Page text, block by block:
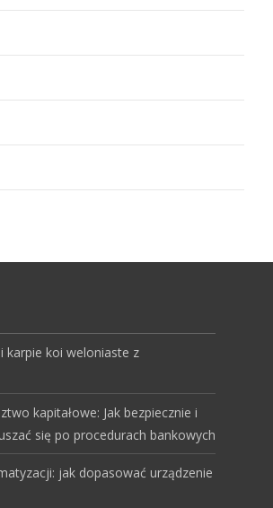
karpie koi weloniaste z
kapitałowe: Jak bezpiecznie i
się po procedurach bankowych
jak dopasować urządzenie